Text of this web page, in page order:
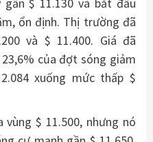
ổn định. Thị trường đã
và $ 11.400. Giá đã
của đợt sóng giảm
xuống mức thấp $
$ 11.500, nhưng nó